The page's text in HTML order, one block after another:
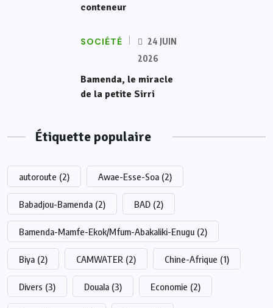
conteneur
SOCIÉTÉ
24 JUIN
2026
Bamenda, le miracle
de la petite Sirri
Étiquette populaire
autoroute (2) Awae-Esse-Soa (2)
Babadjou-Bamenda (2) BAD (2)
Bamenda-Mamfe-Ekok/Mfum-Abakaliki-Enugu (2)
Biya (2) CAMWATER (2) Chine-Afrique (1)
Divers (3) Douala (3) Economie (2)